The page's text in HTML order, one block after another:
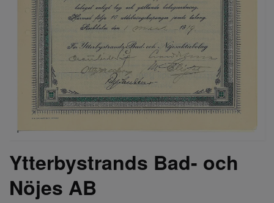
Ytterbystrands Bad- och
Nöjes AB